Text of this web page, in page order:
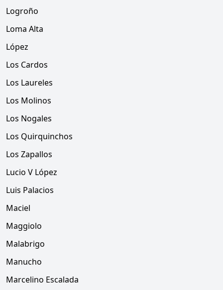
Logroño
Loma Alta
López
Los Cardos
Los Laureles
Los Molinos
Los Nogales
Los Quirquinchos
Los Zapallos
Lucio V López
Luis Palacios
Maciel
Maggiolo
Malabrigo
Manucho
Marcelino Escalada